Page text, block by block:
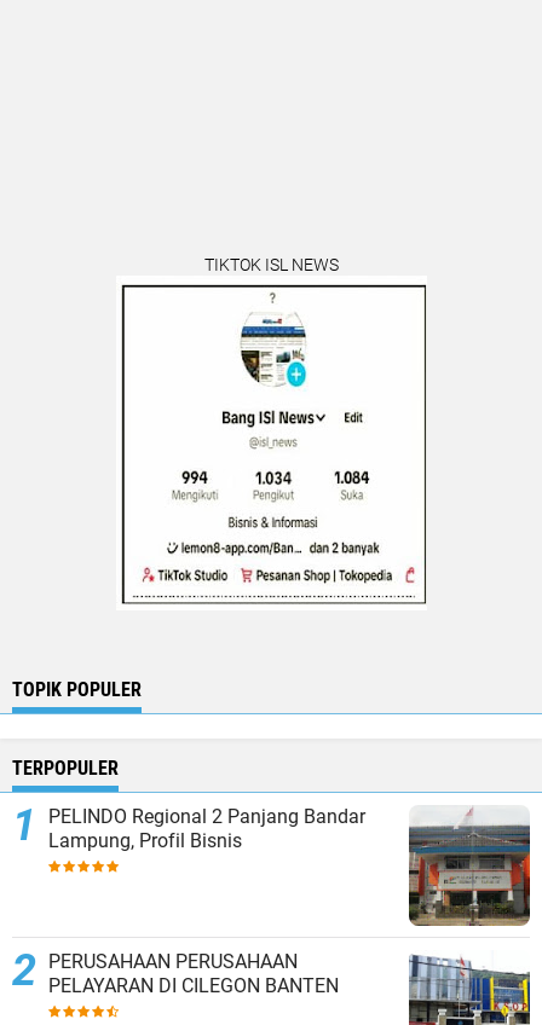
TIKTOK ISL NEWS
TOPIK POPULER
TERPOPULER
PELINDO Regional 2 Panjang Bandar
Lampung, Profil Bisnis
PERUSAHAAN PERUSAHAAN
PELAYARAN DI CILEGON BANTEN